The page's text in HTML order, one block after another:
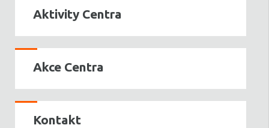
Aktivity Centra
Akce Centra
Kontakt